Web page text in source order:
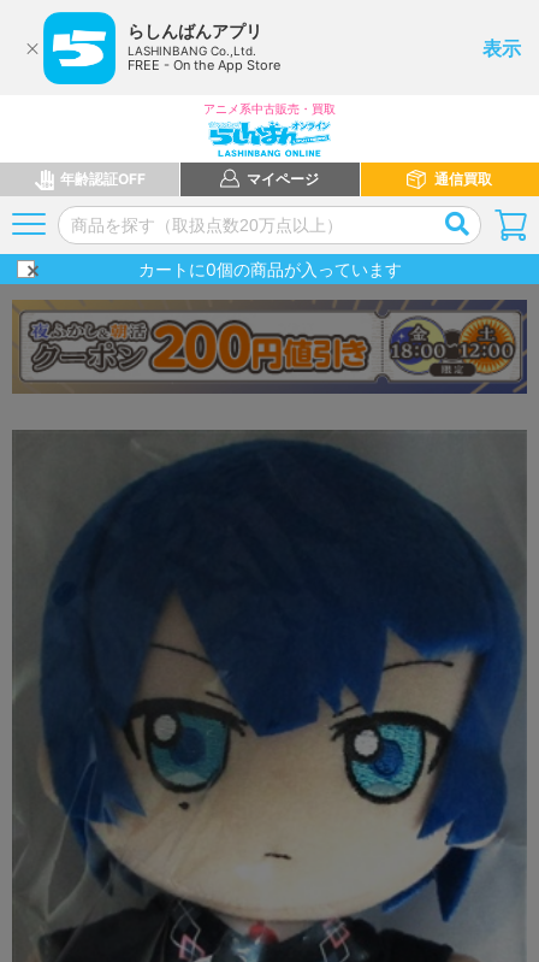
らしんばんアプリ
LASHINBANG Co.,Ltd.
FREE - On the App Store
表示
アニメ系中古販売・買取
年齢認証OFF マイページ 通信買取
カートに0個の商品が入っています